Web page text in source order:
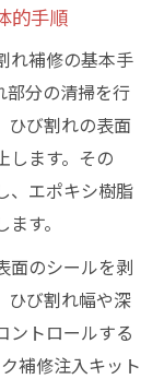
的手順
れ補修の基本手
部分の清掃を行
ひび割れの表面
します。その
、エポキシ樹脂
す。
面のシールを剥
ひび割れ幅や深
ントロールする
補修注入キット